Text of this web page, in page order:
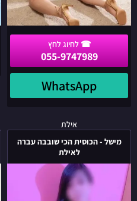
055-9747989
WhatsApp
אילת
מישל - הכוסית הכי שובבה עברה
לאילת
מישל
-
הכוסית
הכי
שובבה
עברה